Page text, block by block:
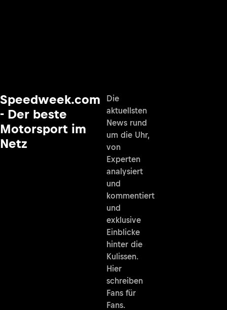
Speedweek.com
- Der beste
Motorsport im
Netz
Die
aktuellsten
News rund
um die Uhr,
von
Experten
analysiert
und
kommentiert
und
exklusive
Einblicke
hinter die
Kulissen.
Hier
schreiben
Fans für
Fans.